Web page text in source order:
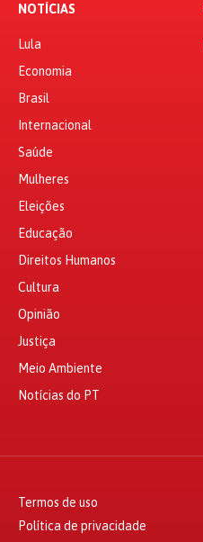
NOTÍCIAS
Lula
Economia
Brasil
Internacional
Saúde
Mulheres
Eleições
Educação
Direitos Humanos
Cultura
Opinião
Justiça
Meio Ambiente
Notícias do PT
Termos de uso
Política de privacidade